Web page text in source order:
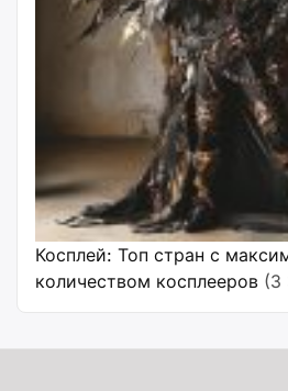
Косплей: Топ стран с
количеством косплееров (3